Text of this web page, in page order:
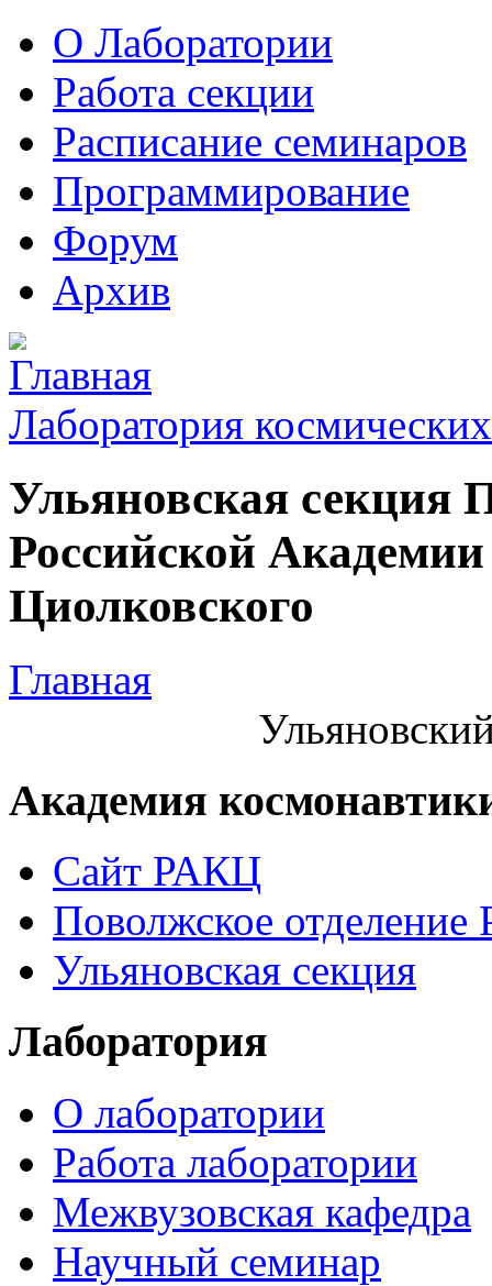
О Лаборатории
Работа секции
Расписание семинаров
Программирование
Форум
Архив
Лаборатория
Ульяновская секция
Российской
Циолковского
Главная
Академия
Сайт РАКЦ
Поволжское
Ульяновская секция
Лаборатория
О лаборатории
Работа лаборатории
Межвузовская кафедра
Научный семинар